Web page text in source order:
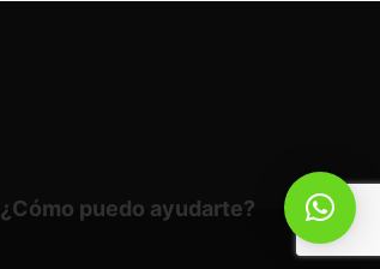
¿Cómo puedo ayudarte?